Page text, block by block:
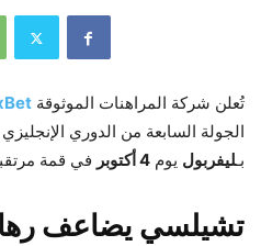
تُعلن شركة المراهنات الموثوقة
الجولة السابعة من الدوري
بـليفربول يوم 4 أكتوبر في قمة
تشيلسي يضاعف